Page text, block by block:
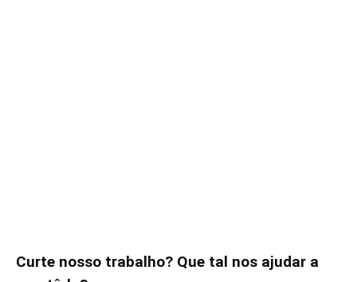
Curte nosso trabalho? Que tal nos ajudar a